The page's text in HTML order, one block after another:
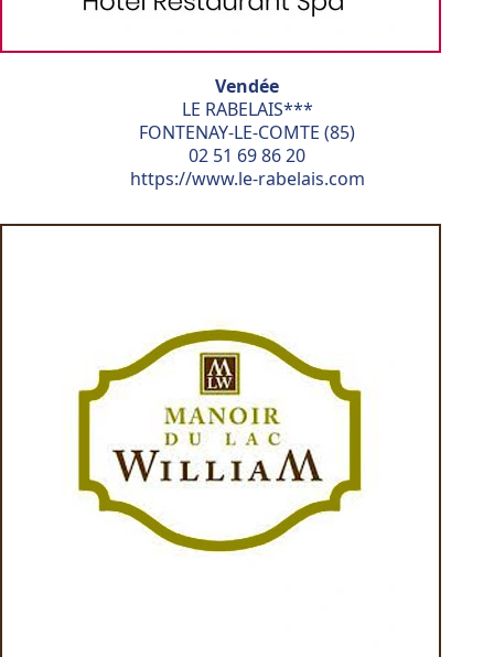
Vendée
LE RABELAIS***
FONTENAY-LE-COMTE (85)
02 51 69 86 20
https://www.le-rabelais.com